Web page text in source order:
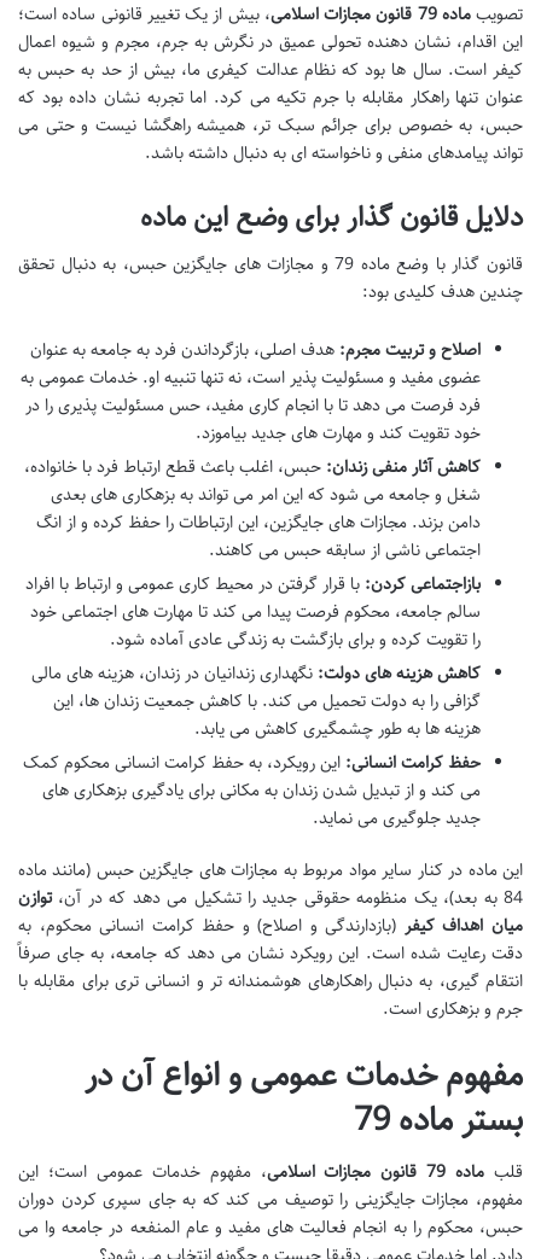
تصویبماده 79 قانون مجازات اسلامی
، بیش از یک تغییر قانونی ساده است؛
این اقدام، نشان دهنده تحولی عمیق در نگرش به جرم، مجرم و شیوه اعمال
کیفر است. سال ها بود که نظام عدالت کیفری ما، بیش از حد به حبس به
عنوان تنها راهکار مقابله با جرم تکیه می کرد. اما تجربه نشان داده بود که
حبس، به خصوص برای جرائم سبک تر، همیشه راهگشا نیست و حتی می
تواند پیامدهای منفی و ناخواسته ای به دنبال داشته باشد.
دلایل قانون گذار برای وضع این ماده
قانون گذار با وضع ماده 79 و مجازات های جایگزین حبس، به دنبال تحقق
چندین هدف کلیدی بود:
اصلاح و تربیت مجرم: هدف اصلی، بازگرداندن فرد به جامعه به عنوان
عضوی مفید و مسئولیت پذیر است، نه تنها تنبیه او. خدمات عمومی به
فرد فرصت می دهد تا با انجام کاری مفید، حس مسئولیت پذیری را در
خود تقویت کند و مهارت های جدید بیاموزد.
کاهش آثار منفی زندان: حبس، اغلب باعث قطع ارتباط فرد با خانواده،
شغل و جامعه می شود که این امر می تواند به بزهکاری های بعدی
دامن بزند. مجازات های جایگزین، این ارتباطات را حفظ کرده و از انگ
اجتماعی ناشی از سابقه حبس می کاهند.
بازاجتماعی کردن: با قرار گرفتن در محیط کاری عمومی و ارتباط با افراد
سالم جامعه، محکوم فرصت پیدا می کند تا مهارت های اجتماعی خود
را تقویت کرده و برای بازگشت به زندگی عادی آماده شود.
کاهش هزینه های دولت: نگهداری زندانیان در زندان، هزینه های مالی
گزافی را به دولت تحمیل می کند. با کاهش جمعیت زندان ها، این
هزینه ها به طور چشمگیری کاهش می یابد.
حفظ کرامت انسانی: این رویکرد، به حفظ کرامت انسانی محکوم کمک
می کند و از تبدیل شدن زندان به مکانی برای یادگیری بزهکاری های
جدید جلوگیری می نماید.
این ماده در کنار سایر مواد مربوط به مجازات های جایگزین حبس (مانند ماده
84 به بعد)، یک منظومه حقوقی جدید را تشکیل می دهد که در آن،
توازن
میان اهداف کیفر (بازدارندگی و اصلاح) و حفظ کرامت انسانی محکوم، به
دقت رعایت شده است. این رویکرد نشان می دهد که جامعه، به جای صرفاً
انتقام گیری، به دنبال راهکارهای هوشمندانه تر و انسانی تری برای مقابله با
جرم و بزهکاری است.
مفهوم خدمات عمومی و انواع آن در
بستر ماده 79
قلب ماده 79 قانون مجازات اسلامی
، مفهوم خدمات عمومی است؛ این
مفهوم، مجازات جایگزینی را توصیف می کند که به جای سپری کردن دوران
حبس، محکوم را به انجام فعالیت های مفید و عام المنفعه در جامعه وا می